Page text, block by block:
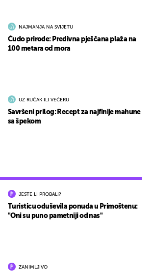
JESTE LI PROBALI?
Turisticu oduševila ponuda u Primoštenu:
"Oni su puno pametniji od nas"
ZANIMLJIVO
NAJMANJA NA SVIJETU
Čudo prirode: Predivna pješčana plaža na
100 metara od mora
UZ RUČAK ILI VEČERU
Savršeni prilog: Recept za najfinije mahune
sa špekom